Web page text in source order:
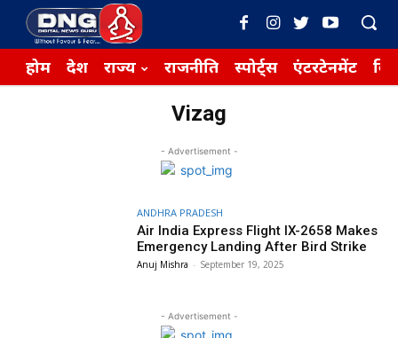
होम देश राज्य राजनीति स्पोर्ट्स एंटरटेनमेंट
Vizag
- Advertisement -
ANDHRA PRADESH
Air India Express Flight IX-2658 Makes
Emergency Landing After Bird Strike
Anuj Mishra - September 19, 2025
- Advertisement -